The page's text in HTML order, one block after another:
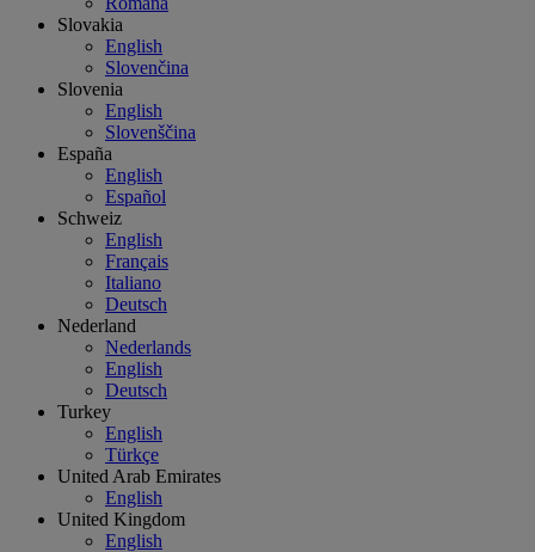
Slovakia
English
Slovenčina
Slovenia
English
Slovenščina
España
English
Español
Schweiz
English
Français
Italiano
Deutsch
Nederland
Nederlands
English
Deutsch
Turkey
English
Türkçe
United Arab Emirates
English
United Kingdom
English